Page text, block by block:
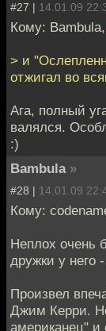
#27 | 14.01.09
Кому: Bambula,
> и
отжигал во
Ага, полный
валялся.
:)
Bambula »
#28 | 14.01.09
Кому:
Неплох очень
дружки у него
Произвел
Джим Керри.
американец"